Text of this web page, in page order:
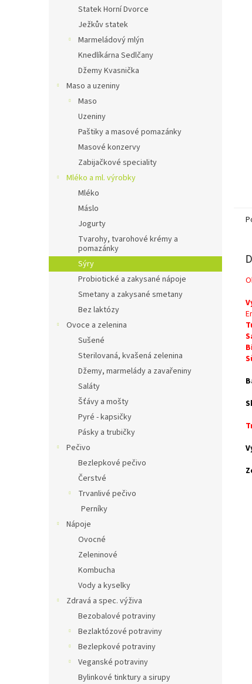
Statek Horní Dvorce
Ježkův statek
Marmeládový mlýn
Knedlíkárna Sedlčany
Džemy Kvasnička
Maso a uzeniny
Maso
Uzeniny
Paštiky a masové pomazánky
Masové konzervy
Zabijačkové speciality
Mléko a ml. výrobky
Mléko
Máslo
Jogurty
Tvarohy, tvarohové krémy a
pomazánky
Sýry
Probiotické a zakysané nápoje
Smetany a zakysané smetany
Bez laktózy
Ovoce a zelenina
Sušené
Sterilovaná, kvašená zelenina
Džemy, marmelády a zavařeniny
Saláty
Šťávy a mošty
Pyré - kapsičky
Pásky a trubičky
Pečivo
Bezlepkové pečivo
Čerstvé
Trvanlivé pečivo
Perníky
Nápoje
Ovocné
Zeleninové
Kombucha
Vody a kyselky
Zdravá a spec. výživa
Bezobalové potraviny
Bezlaktózové potraviny
Bezlepkové potraviny
Veganské potraviny
Bylinkové tinktury a sirupy